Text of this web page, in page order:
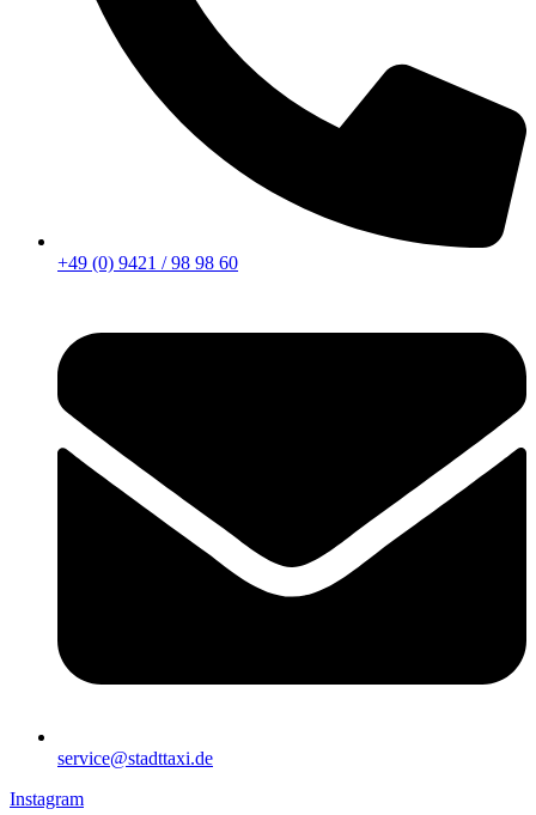
+49 (0) 9421 / 98 98 60
service@stadttaxi.de
Instagram